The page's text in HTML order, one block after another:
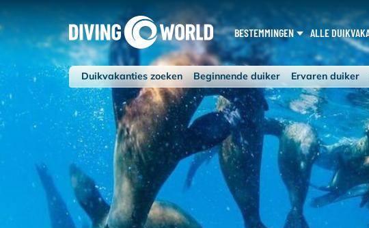
BESTEMMINGEN ALLE
Duikvakanties zoeken Beginnende duiker Ervaren duiker